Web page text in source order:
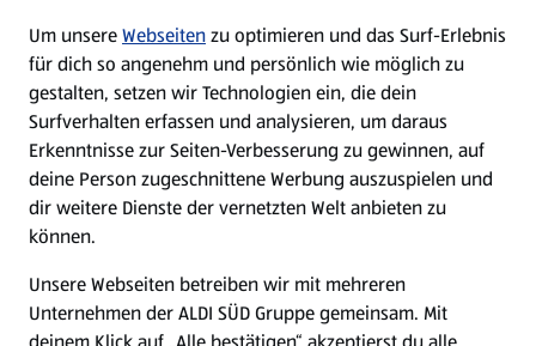
WhatsApp
Über ALDI SÜD
Filialen
Nachhaltigkeit
Um unsereWebseitenzu optimieren und das Surf-Erlebnis
für dich so angenehm und persönlich wie möglich zu
gestalten, setzen wir Technologien ein, die dein
Surfverhalten erfassen und analysieren, um daraus
Erkenntnisse zur Seiten-Verbesserung zu gewinnen, auf
deine Person zugeschnittene Werbung auszuspielen und
dir weitere Dienste der vernetzten Welt anbieten zu
können.
Unsere Webseiten betreiben wir mit mehreren
Unternehmen der ALDI SÜD Gruppe gemeinsam. Mit